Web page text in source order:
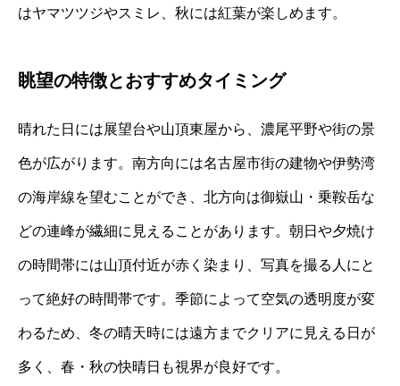
はヤマツツジやスミレ、秋には紅葉が楽しめます。
眺望の特徴とおすすめタイミング
晴れた日には展望台や山頂東屋から、濃尾平野や街の景
色が広がります。南方向には名古屋市街の建物や伊勢湾
の海岸線を望むことができ、北方向は御嶽山・乗鞍岳な
どの連峰が繊細に見えることがあります。朝日や夕焼け
の時間帯には山頂付近が赤く染まり、写真を撮る人にと
って絶好の時間帯です。季節によって空気の透明度が変
わるため、冬の晴天時には遠方までクリアに見える日が
多く、春・秋の快晴日も視界が良好です。